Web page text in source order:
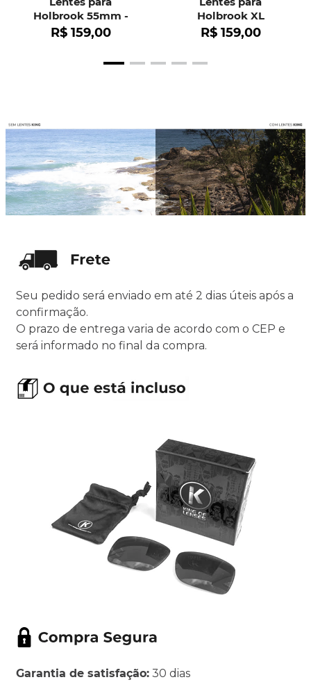
Holbrook 55mm -
OO9102
R$ 159,00
Holbrook XL
R$ 159,00
Seu pedido será enviado em até 2 dias úteis após a
confirmação.
O prazo de entrega varia de acordo com o CEP e
será informado no final da compra.
Garantia de satisfação: 30 dias